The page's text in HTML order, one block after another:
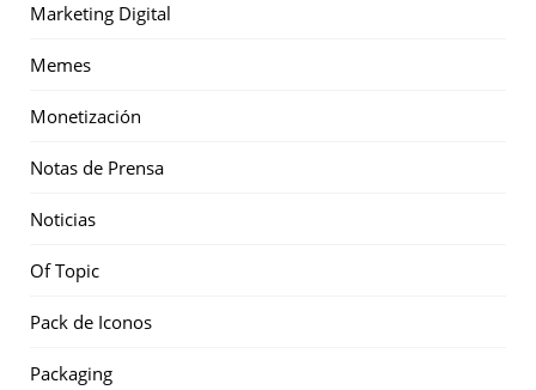
Marketing Digital
Memes
Monetización
Notas de Prensa
Noticias
Of Topic
Pack de Iconos
Packaging